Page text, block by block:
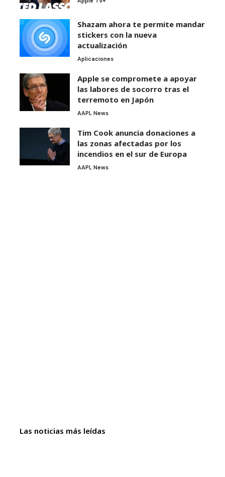
Shazam ahora te permite mandar
stickers con la nueva
actualización
Aplicaciones
Apple se compromete a apoyar
las labores de socorro tras el
terremoto en Japón
AAPL News
Tim Cook anuncia donaciones a
las zonas afectadas por los
incendios en el sur de Europa
AAPL News
Las noticias más leídas